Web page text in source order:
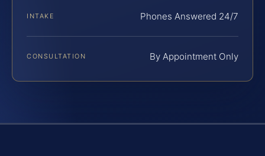
INTAKE Phones Answered 24/7
CONSULTATION By Appointment Only